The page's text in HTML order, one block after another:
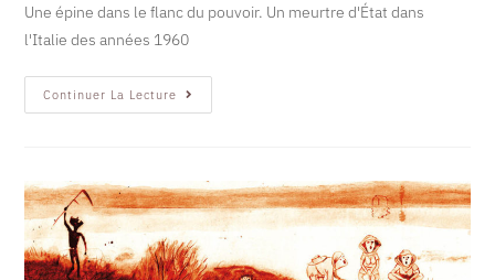
Une épine dans le flanc du pouvoir. Un meurtre d'État dans
l'Italie des années 1960
Continuer La Lecture